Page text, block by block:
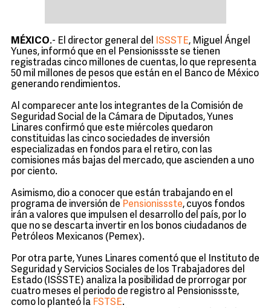
MÉXICO.- El director general del ISSSTE, Miguel Ángel
Yunes, informó que en el Pensionissste se tienen
registradas cinco millones de cuentas, lo que representa
50 mil millones de pesos que están en el Banco de México
generando rendimientos.
Al comparecer ante los integrantes de la Comisión de
Seguridad Social de la Cámara de Diputados, Yunes
Linares confirmó que este miércoles quedaron
constituidas las cinco sociedades de inversión
especializadas en fondos para el retiro, con las
comisiones más bajas del mercado, que ascienden a uno
por ciento.
Asimismo, dio a conocer que están trabajando en el
programa de inversión de Pensionissste, cuyos fondos
irán a valores que impulsen el desarrollo del país, por lo
que no se descarta invertir en los bonos ciudadanos de
Petróleos Mexicanos (Pemex).
Por otra parte, Yunes Linares comentó que el Instituto de
Seguridad y Servicios Sociales de los Trabajadores del
Estado (ISSSTE) analiza la posibilidad de prorrogar por
cuatro meses el periodo de registro al Pensionissste,
como lo planteó la FSTSE.